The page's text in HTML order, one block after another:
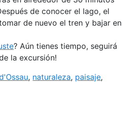
de conocer el lago, el
de nuevo el tren y bajar en
? Aún tienes tiempo, seguirá
la excursión!
, naturaleza, paisaje,